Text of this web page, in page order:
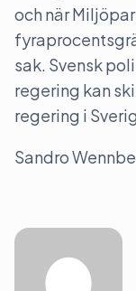
och när
sak. Svensk
regering kan
regering i
Sandro